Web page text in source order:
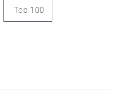
Top 100